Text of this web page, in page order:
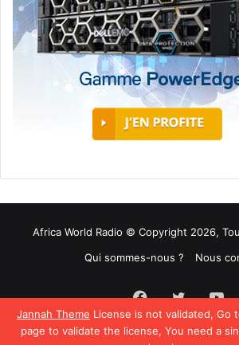
Jannah Theme License is not validated, Go
page to validate the license, You need a
Africa World Radio © Copyright 2026,
Qui sommes-nous ?
Nous
Facebook
Twitter